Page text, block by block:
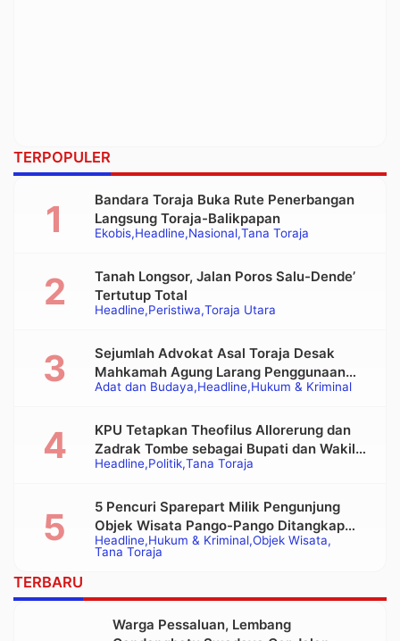
TERPOPULER
Ekobis Headline Nasional Tana Toraja
Bandara Toraja Buka Rute Penerbangan
Langsung Toraja-Balikpapan
Headline Peristiwa Toraja Utara
Tanah Longsor, Jalan Poros Salu-Dende’
Tertutup Total
Adat dan Budaya Headline Hukum & Kriminal
Sejumlah Advokat Asal Toraja Desak
Mahkamah Agung Larang Penggunaan
Alat Berat pada Eksekusi Rumah Adat
Headline Politik Tana Toraja
KPU Tetapkan Theofilus Allorerung dan
Zadrak Tombe sebagai Bupati dan Wakil
Bupati Tana Toraja Terpilih
Headline Hukum & Kriminal Objek Wisata
Tana Toraja
5 Pencuri Sparepart Milik Pengunjung
Objek Wisata Pango-Pango Ditangkap
Polisi
TERBARU
Warga Pessaluan, Lembang